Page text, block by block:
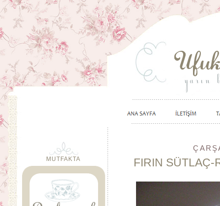
FIRIN SÜTLAÇ-
MUTFAKTA